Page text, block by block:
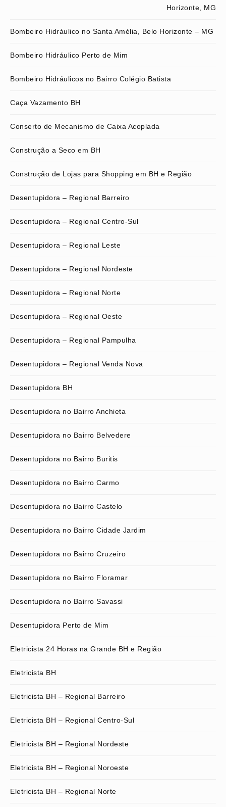
Horizonte, MG
Bombeiro Hidráulico no Santa Amélia, Belo Horizonte – MG
Bombeiro Hidráulico Perto de Mim
Bombeiro Hidráulicos no Bairro Colégio Batista
Caça Vazamento BH
Conserto de Mecanismo de Caixa Acoplada
Construção a Seco em BH
Construção de Lojas para Shopping em BH e Região
Desentupidora – Regional Barreiro
Desentupidora – Regional Centro-Sul
Desentupidora – Regional Leste
Desentupidora – Regional Nordeste
Desentupidora – Regional Norte
Desentupidora – Regional Oeste
Desentupidora – Regional Pampulha
Desentupidora – Regional Venda Nova
Desentupidora BH
Desentupidora no Bairro Anchieta
Desentupidora no Bairro Belvedere
Desentupidora no Bairro Buritis
Desentupidora no Bairro Carmo
Desentupidora no Bairro Castelo
Desentupidora no Bairro Cidade Jardim
Desentupidora no Bairro Cruzeiro
Desentupidora no Bairro Floramar
Desentupidora no Bairro Savassi
Desentupidora Perto de Mim
Eletricista 24 Horas na Grande BH e Região
Eletricista BH
Eletricista BH – Regional Barreiro
Eletricista BH – Regional Centro-Sul
Eletricista BH – Regional Nordeste
Eletricista BH – Regional Noroeste
Eletricista BH – Regional Norte